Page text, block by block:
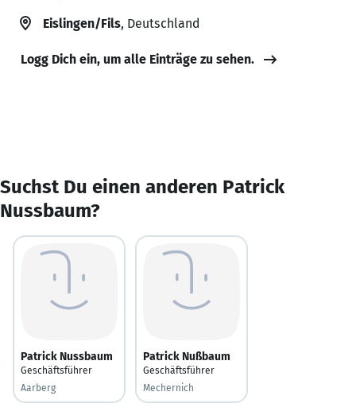
Eislingen/Fils, Deutschland
Logg Dich ein, um alle Einträge zu sehen.
Suchst Du einen anderen Patrick
Nussbaum?
Patrick Nussbaum
Geschäftsführer
Aarberg
Patrick Nußbaum
Geschäftsführer
Mechernich